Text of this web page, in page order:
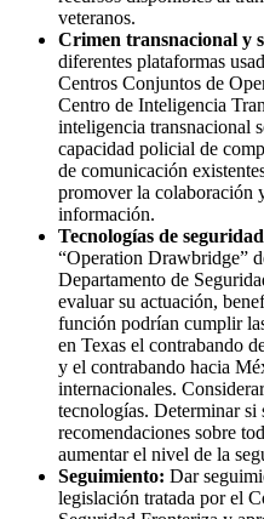
veteranos.
Crimen transnacional y
diferentes plataformas
Centros Conjuntos de
Centro de Inteligencia
inteligencia transnacional
capacidad policial de
de comunicación
promover la colaboración
información.
Tecnologías de
“Operation Drawbridge”
Departamento de
evaluar su actuación,
función podrían cumplir
en Texas el contrabando
y el contrabando hacia
internacionales.
tecnologías. Determinar si
recomendaciones sobre
aumentar el nivel de la
Seguimiento: Dar
legislación tratada por el